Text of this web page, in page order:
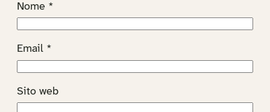
Nome *
Email *
Sito web